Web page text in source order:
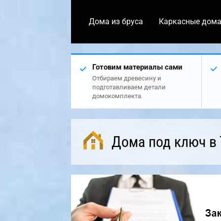
Дома из бруса Каркасные дома
Готовим материалы сами
Отбираем древесину и
подготавливаем детали
домокомплекта.
Дома под ключ в